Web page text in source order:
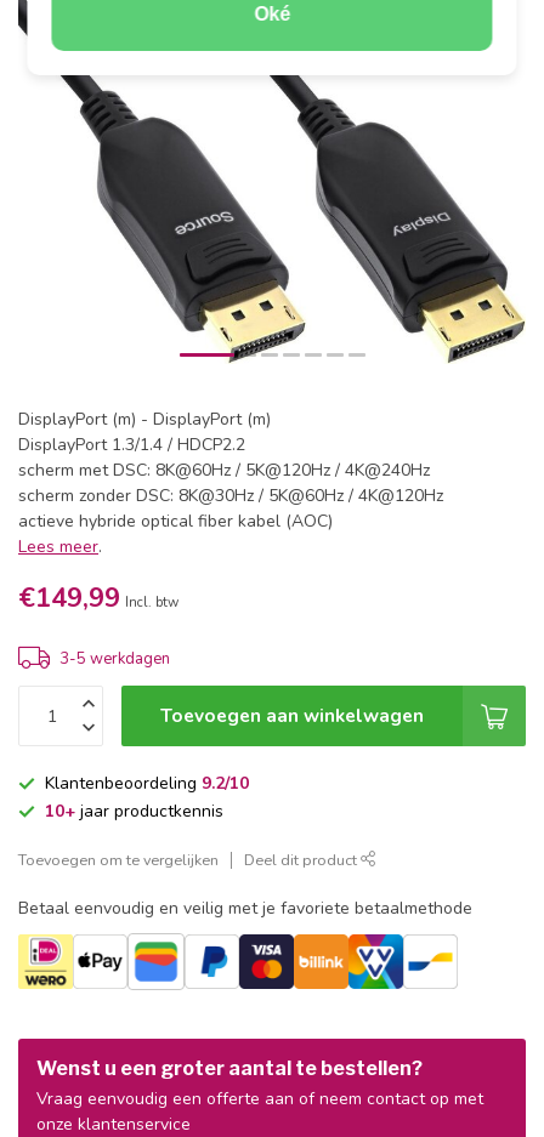
Oké
DisplayPort (m) - DisplayPort (m)
DisplayPort 1.3/1.4 / HDCP2.2
scherm met DSC: 8K@60Hz / 5K@120Hz / 4K@240Hz
scherm zonder DSC: 8K@30Hz / 5K@60Hz / 4K@120Hz
actieve hybride optical fiber kabel (AOC)
Lees meer.
€149,99 Incl. btw
3-5 werkdagen
Toevoegen aan winkelwagen
Klantenbeoordeling 9.2/10
10+ jaar productkennis
Toevoegen om te vergelijken Deel dit product
Betaal eenvoudig en veilig met je favoriete betaalmethode
Wenst u een groter aantal te bestellen?
Vraag eenvoudig een offerte aan of neem contact op met
onze klantenservice